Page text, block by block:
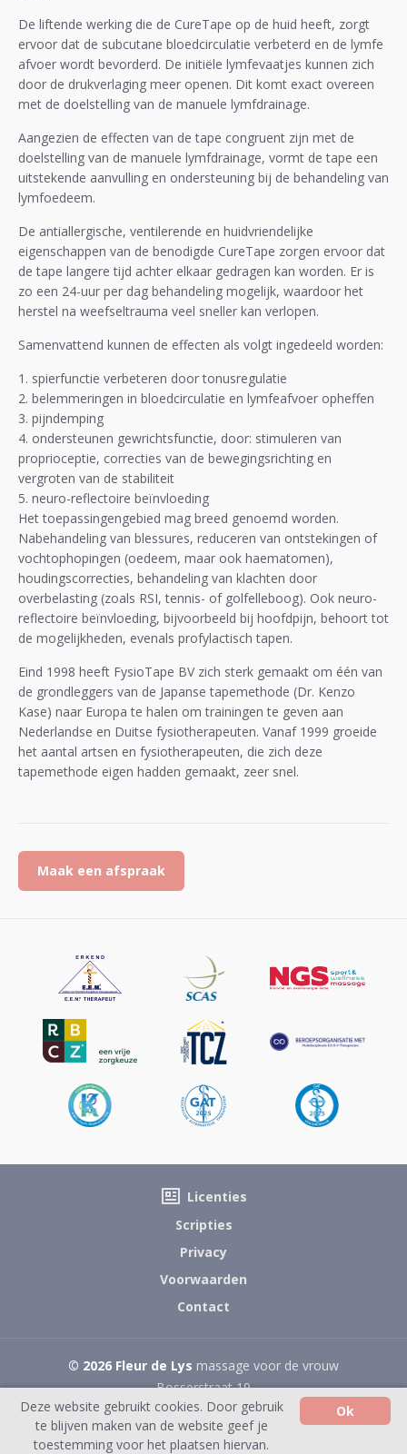
Maak een afspraak
De liftende werking die de CureTape op de huid heeft, zorgt
ervoor dat de subcutane bloedcirculatie verbeterd en de lymfe
afvoer wordt bevorderd. De initiële lymfevaatjes kunnen zich
door de drukverlaging meer openen. Dit komt exact overeen
met de doelstelling van de manuele lymfdrainage.
Aangezien de effecten van de tape congruent zijn met de
doelstelling van de manuele lymfdrainage, vormt de tape een
uitstekende aanvulling en ondersteuning bij de behandeling van
lymfoedeem.
De antiallergische, ventilerende en huidvriendelijke
eigenschappen van de benodigde CureTape zorgen ervoor dat
de tape langere tijd achter elkaar gedragen kan worden. Er is
zo een 24-uur per dag behandeling mogelijk, waardoor het
herstel na weefseltrauma veel sneller kan verlopen.
Samenvattend kunnen de effecten als volgt ingedeeld worden:
spierfunctie verbeteren door tonusregulatie
belemmeringen in bloedcirculatie en lymfeafvoer opheffen
pijndemping
ondersteunen gewrichtsfunctie, door: stimuleren van
proprioceptie, correcties van de bewegingsrichting en
vergroten van de stabiliteit
neuro-reflectoire beïnvloeding
Het toepassingengebied mag breed genoemd worden.
Nabehandeling van blessures, reduceren van ontstekingen of
vochtophopingen (oedeem, maar ook haematomen),
houdingscorrecties, behandeling van klachten door
overbelasting (zoals RSI, tennis- of golfelleboog). Ook neuro-
reflectoire beïnvloeding, bijvoorbeeld bij hoofdpijn, behoort tot
de mogelijkheden, evenals profylactisch tapen.
Eind 1998 heeft FysioTape BV zich sterk gemaakt om één van
de grondleggers van de Japanse tapemethode (Dr. Kenzo
Kase) naar Europa te halen om trainingen te geven aan
Nederlandse en Duitse fysiotherapeuten. Vanaf 1999 groeide
het aantal artsen en fysiotherapeuten, die zich deze
tapemethode eigen hadden gemaakt, zeer snel.
Licenties
Scripties
Privacy
Voorwaarden
Contact
© 2026 Fleur de Lys massage voor de vrouw
Bosserstraat 19
6014 RD Ittervoort
0657435860
Ok
Deze website gebruikt cookies. Door gebruik
te blijven maken van de website geef je
toestemming voor het plaatsen hiervan.